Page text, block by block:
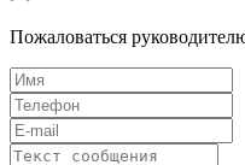
Пожаловаться